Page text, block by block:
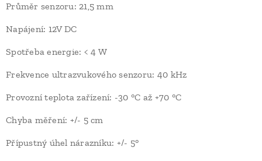
Průměr senzoru: 21,5 mm
Napájení: 12V DC
Spotřeba energie: < 4 W
Frekvence ultrazvukového senzoru: 40 kHz
Provozní teplota zařízení: -30 °C až +70 °C
Chyba měření: +/- 5 cm
Přípustný úhel nárazníku: +/- 5°